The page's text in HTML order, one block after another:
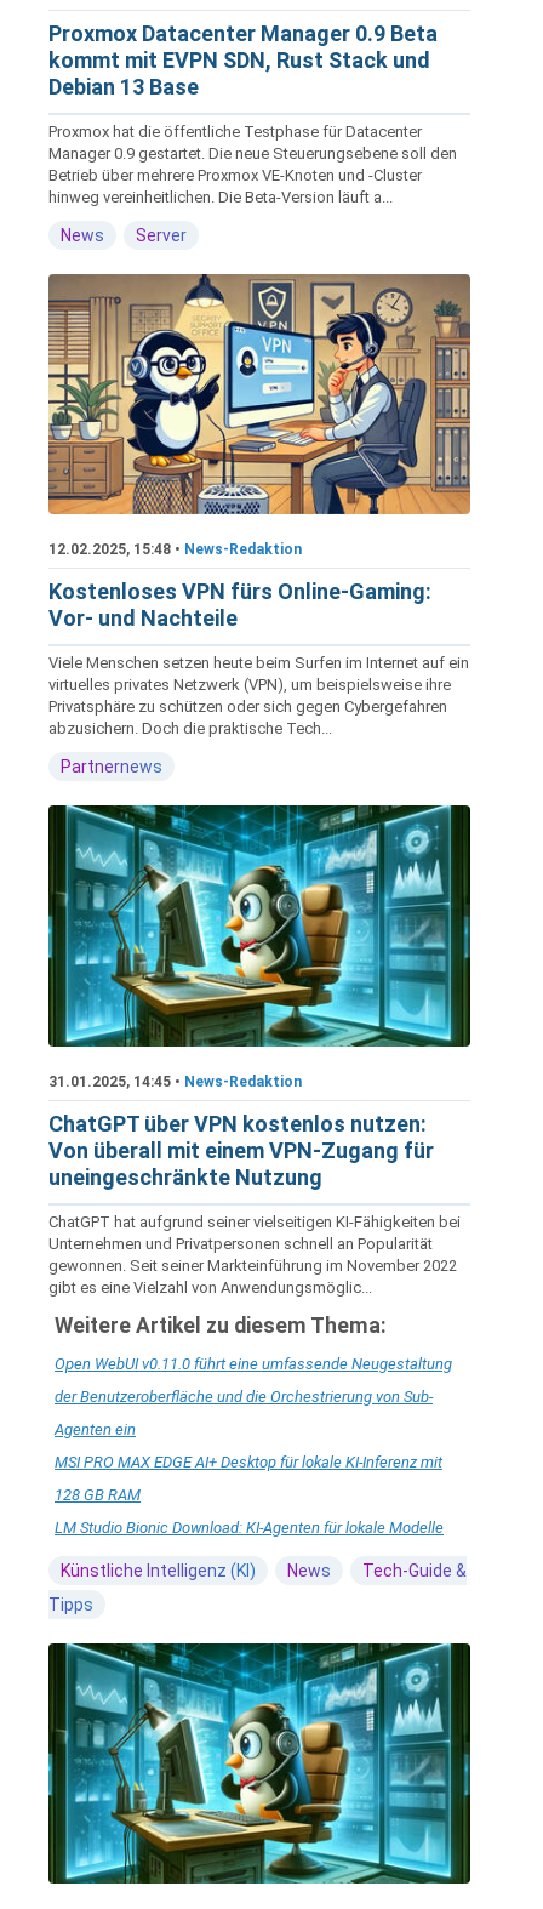
Proxmox Datacenter Manager 0.9 Beta
kommt mit EVPN SDN, Rust Stack und
Debian 13 Base
Proxmox hat die öffentliche Testphase für Datacenter
Manager 0.9 gestartet. Die neue Steuerungsebene soll den
Betrieb über mehrere Proxmox VE-Knoten und -Cluster
hinweg vereinheitlichen. Die Beta-Version läuft a...
News Server
12.02.2025, 15:48 • News-Redaktion
Kostenloses VPN fürs Online-Gaming:
Vor- und Nachteile
Viele Menschen setzen heute beim Surfen im Internet auf ein
virtuelles privates Netzwerk (VPN), um beispielsweise ihre
Privatsphäre zu schützen oder sich gegen Cybergefahren
abzusichern. Doch die praktische Tech...
Partnernews
31.01.2025, 14:45 • News-Redaktion
ChatGPT über VPN kostenlos nutzen:
Von überall mit einem VPN-Zugang für
uneingeschränkte Nutzung
ChatGPT hat aufgrund seiner vielseitigen KI-Fähigkeiten bei
Unternehmen und Privatpersonen schnell an Popularität
gewonnen. Seit seiner Markteinführung im November 2022
gibt es eine Vielzahl von Anwendungsmöglic...
Weitere Artikel zu diesem Thema:
Open WebUI v0.11.0 führt eine umfassende Neugestaltung
der Benutzeroberfläche und die Orchestrierung von Sub-
Agenten ein
MSI PRO MAX EDGE AI+ Desktop für lokale KI-Inferenz mit
128 GB RAM
LM Studio Bionic Download: KI-Agenten für lokale Modelle
Künstliche Intelligenz (KI) News
Tech-Guide &
Tipps